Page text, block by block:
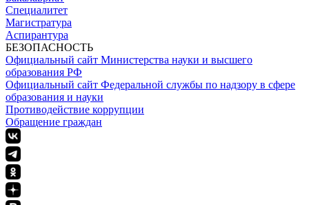
Специалитет
Магистратура
Аспирантура
БЕЗОПАСНОСТЬ
Официальный сайт Министерства науки и высшего
образования РФ
Официальный сайт Федеральной службы по надзору в сфере
образования и науки
Противодействие коррупции
Обращение граждан